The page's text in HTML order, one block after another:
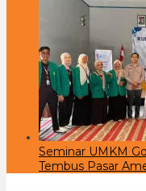
Seminar UMKM
Tembus Pasar